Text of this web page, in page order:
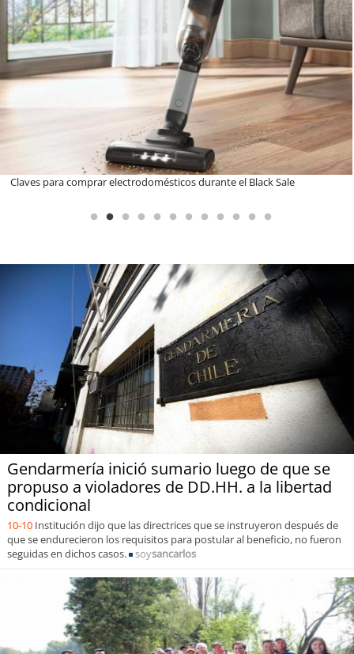
A dos años de la Ley Karin: especialistas afirman que el desafío es
Gendarmería inició sumario luego de que se
propuso a violadores de DD.HH. a la libertad
condicional
10-10 Institución dijo que las directrices que se instruyeron después de
que se endurecieron los requisitos para postular al beneficio, no fueron
seguidas en dichos casos.
soysancarlos